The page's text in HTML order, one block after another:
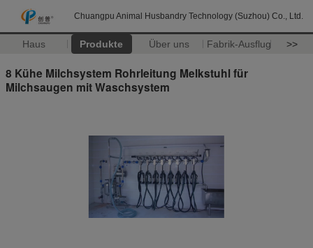
Chuangpu Animal Husbandry Technology (Suzhou) Co., Ltd.
Haus Produkte Über uns Fabrik-Ausflug >>
8 Kühe Milchsystem Rohrleitung Melkstuhl für
Milchsaugen mit Waschsystem